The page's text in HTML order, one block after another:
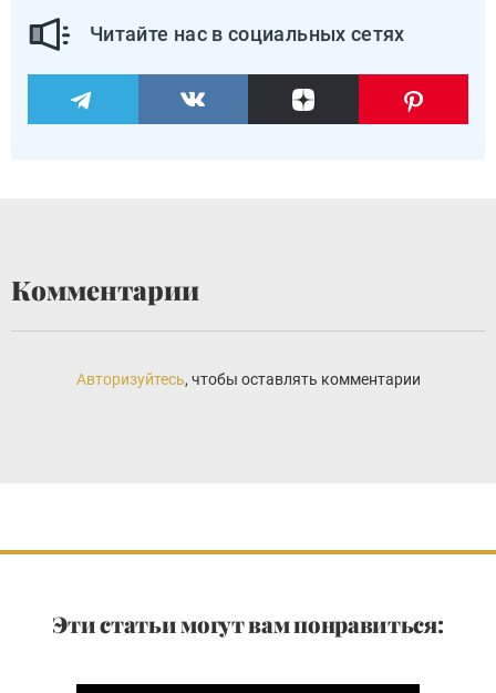
Читайте нас в социальных сетях
Комментарии
Авторизуйтесь, чтобы оставлять комментарии
Эти статьи могут вам понравиться: